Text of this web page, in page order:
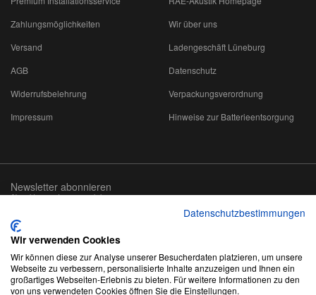
Zahlungsmöglichkeiten
Versand
AGB
Widerrufsbelehrung
Impressum
Wir über uns
Ladengeschäft Lüneburg
Datenschutz
Verpackungsverordnung
Hinweise zur Batterieentsorgung
Newsletter abonnieren
Abmeldung jederzeit möglich
Adresse
abonnieren
Datenschutzbestimmungen
Wir verwenden Cookies
Wir können diese zur Analyse unserer Besucherdaten platzieren, um unsere
Webseite zu verbessern, personalisierte Inhalte anzuzeigen und Ihnen ein
großartiges Webseiten-Erlebnis zu bieten. Für weitere Informationen zu den
von uns verwendeten Cookies öffnen Sie die Einstellungen.